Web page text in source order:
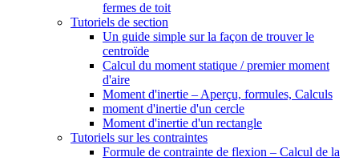
fermes de toit
Tutoriels de section
Un guide simple sur la façon de trouver le
centroïde
Calcul du moment statique / premier moment
d'aire
Moment d'inertie – Aperçu, formules, Calculs
moment d'inertie d'un cercle
Moment d'inertie d'un rectangle
Tutoriels sur les contraintes
Formule de contrainte de flexion – Calcul de la